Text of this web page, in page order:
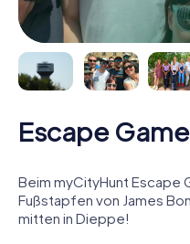
Escape
Beim myCityHunt Escape
Fußstapfen von James
mitten in Dieppe!